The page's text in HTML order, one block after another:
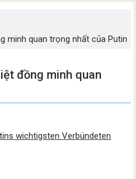
minh quan trọng nhất của Putin
đồng minh quan
wichtigsten Verbündeten